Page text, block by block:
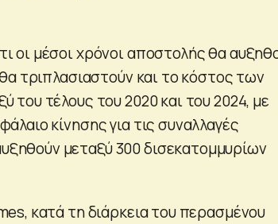
οι μέσοι χρόνοι αποστολής θα
τριπλασιαστούν και το κόστος των
του τέλους του 2020 και του 2024, με
κίνησης για τις συναλλαγές
μεταξύ 300 δισεκατομμυρίων
κατά τη διάρκεια του περασμένου